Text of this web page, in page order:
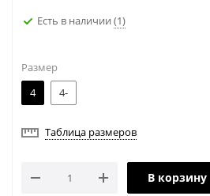
Есть в наличии (1)
Размер
4
4-
Таблица размеров
В корзину